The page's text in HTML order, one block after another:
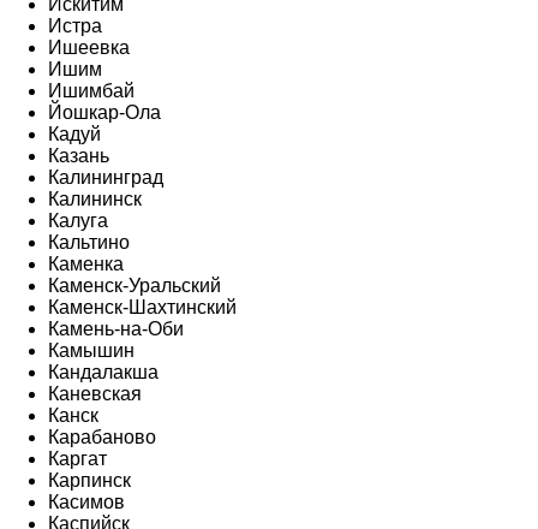
Искитим
Истра
Ишеевка
Ишим
Ишимбай
Йошкар-Ола
Кадуй
Казань
Калининград
Калининск
Калуга
Кальтино
Каменка
Каменск-Уральский
Каменск-Шахтинский
Камень-на-Оби
Камышин
Кандалакша
Каневская
Канск
Карабаново
Каргат
Карпинск
Касимов
Каспийск